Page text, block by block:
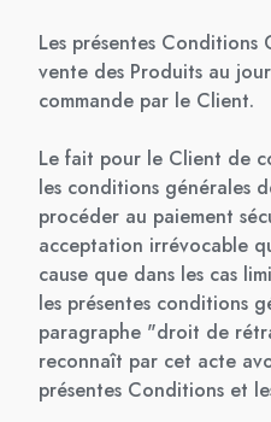
Les présentes Conditions
vente des Produits au
commande par le Client.
Le fait pour le Client de
les conditions générales
procéder au paiement
acceptation irrévocable
cause que dans les cas
les présentes conditions
paragraphe "droit de
reconnaît par cet acte
présentes Conditions et